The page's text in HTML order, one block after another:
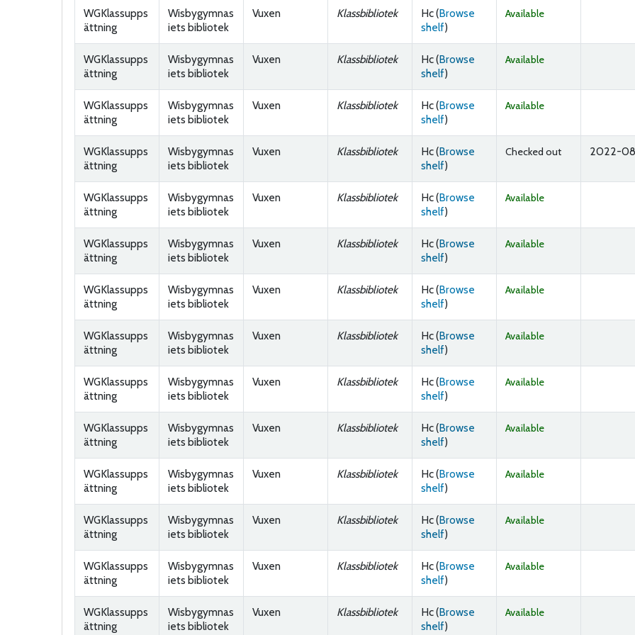
WGKlassupps
ättning
Wisbygymnas
iets bibliotek
Vuxen Klassbibliotek Hc (Browse
shelf(Opens below)
)
Available
WGKlassupps
ättning
Wisbygymnas
iets bibliotek
Vuxen Klassbibliotek Hc (Browse
shelf(Opens below)
)
Available
WGKlassupps
ättning
Wisbygymnas
iets bibliotek
Vuxen Klassbibliotek Hc (Browse
shelf(Opens below)
)
Available
WGKlassupps
ättning
Wisbygymnas
iets bibliotek
Vuxen Klassbibliotek Hc (Browse
shelf(Opens below)
)
Checked out 2022-
WGKlassupps
ättning
Wisbygymnas
iets bibliotek
Vuxen Klassbibliotek Hc (Browse
shelf(Opens below)
)
Available
WGKlassupps
ättning
Wisbygymnas
iets bibliotek
Vuxen Klassbibliotek Hc (Browse
shelf(Opens below)
)
Available
WGKlassupps
ättning
Wisbygymnas
iets bibliotek
Vuxen Klassbibliotek Hc (Browse
shelf(Opens below)
)
Available
WGKlassupps
ättning
Wisbygymnas
iets bibliotek
Vuxen Klassbibliotek Hc (Browse
shelf(Opens below)
)
Available
WGKlassupps
ättning
Wisbygymnas
iets bibliotek
Vuxen Klassbibliotek Hc (Browse
shelf(Opens below)
)
Available
WGKlassupps
ättning
Wisbygymnas
iets bibliotek
Vuxen Klassbibliotek Hc (Browse
shelf(Opens below)
)
Available
WGKlassupps
ättning
Wisbygymnas
iets bibliotek
Vuxen Klassbibliotek Hc (Browse
shelf(Opens below)
)
Available
WGKlassupps
ättning
Wisbygymnas
iets bibliotek
Vuxen Klassbibliotek Hc (Browse
shelf(Opens below)
)
Available
WGKlassupps
ättning
Wisbygymnas
iets bibliotek
Vuxen Klassbibliotek Hc (Browse
shelf(Opens below)
)
Available
WGKlassupps
ättning
Wisbygymnas
iets bibliotek
Vuxen Klassbibliotek Hc (Browse
shelf(Opens below)
)
Available